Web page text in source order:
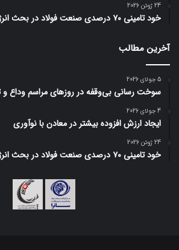
24 ژوئن 2026
خود تامینی ۷۰ درصدی صنعت فولاد در بحث انرژی
آخرین مطالب
5 جولای 2026
سوخت رسانی بی‌وقفه در روز‌های مراسم وداع و
4 جولای 2026
ایجاد ارزش افزوده بیشتر در معادن با نوآوری
24 ژوئن 2026
خود تامینی ۷۰ درصدی صنعت فولاد در بحث انرژی